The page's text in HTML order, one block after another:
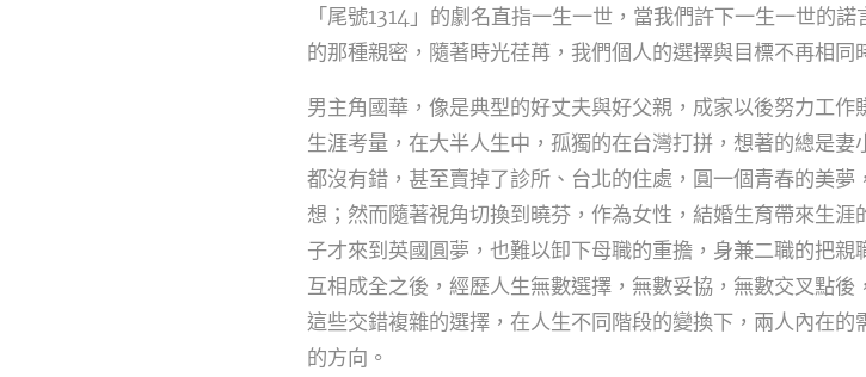
「尾號1314」的劇名直指一生一世，當我們許下一生一世的
的那種親密，隨著時光荏苒，我們個人的選擇與目標不再相
男主角國華，像是典型的好丈夫與好父親，成家以後努力工
生涯考量，在大半人生中，孤獨的在台灣打拼，想著的總是
都沒有錯，甚至賣掉了診所、台北的住處，圓一個青春的美
想；然而隨著視角切換到曉芬，作為女性，結婚生育帶來生
子才來到英國圓夢，也難以卸下母職的重擔，身兼二職的把
互相成全之後，經歷人生無數選擇，無數妥協，無數交叉點
這些交錯複雜的選擇，在人生不同階段的變換下，兩人內在
的方向。